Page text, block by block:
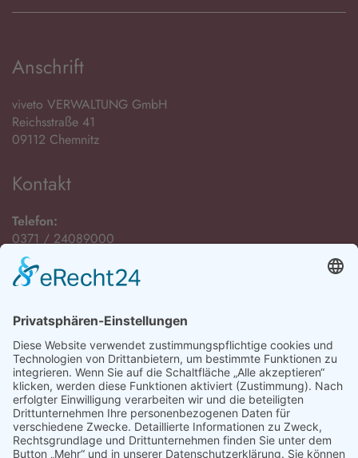
Anschrift
viveto VERWALTUNG GmbH
Reichsstraße 41
09112 Chemnitz
Kontakt
Telefon:
0371 / 24089000
E-Mail:
Öffnungszeiten
Montag bis Freitag:
08:00 Uhr - 12:00 Uhr
Montag, Dienstag und Donnerstag:
13:00 Uhr - 15:00 Uhr